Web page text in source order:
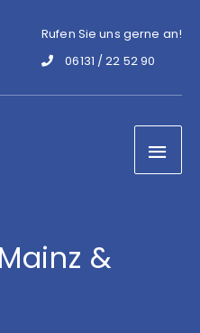
Rufen Sie uns gerne an!
06131 / 22 52 90
&